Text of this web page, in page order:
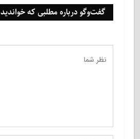
گفت‌وگو درباره مطلبی که خواندید